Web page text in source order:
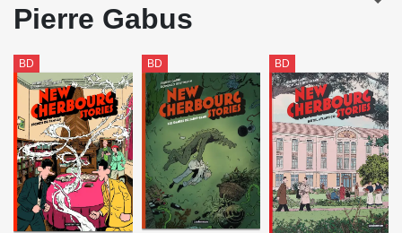
Pierre Gabus
BD BD BD